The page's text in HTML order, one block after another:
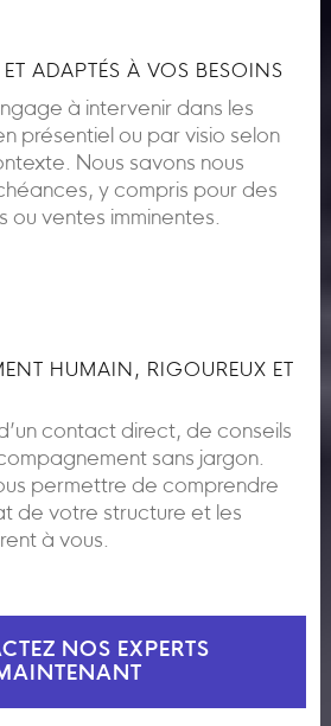
ADAPTÉS À VOS BESOINS
à intervenir dans les
présentiel ou par visio selon
Nous savons nous
y compris pour des
ou ventes imminentes.
HUMAIN, RIGOUREUX ET
contact direct, de conseils
sans jargon.
permettre de comprendre
de votre structure et les
à vous.
NOS EXPERTS